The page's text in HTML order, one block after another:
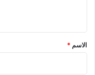
*
الاسم *